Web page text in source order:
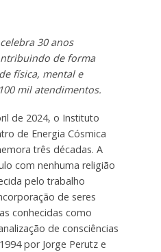
30 anos
de forma
física, mental e
mil atendimentos.
de 2024, o Instituto
de Energia Cósmica
três décadas. A
com nenhuma religião
pelo trabalho
de seres
conhecidas como
de consciências
por Jorge Perutz e